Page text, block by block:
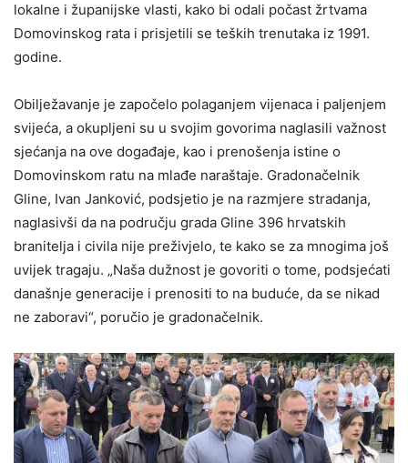
lokalne i županijske vlasti, kako bi odali počast žrtvama
Domovinskog rata i prisjetili se teških trenutaka iz 1991.
godine.
Obilježavanje je započelo polaganjem vijenaca i paljenjem
svijeća, a okupljeni su u svojim govorima naglasili važnost
sjećanja na ove događaje, kao i prenošenja istine o
Domovinskom ratu na mlađe naraštaje. Gradonačelnik
Gline, Ivan Janković, podsjetio je na razmjere stradanja,
naglasivši da na području grada Gline 396 hrvatskih
branitelja i civila nije preživjelo, te kako se za mnogima još
uvijek tragaju. „Naša dužnost je govoriti o tome, podsjećati
današnje generacije i prenositi to na buduće, da se nikad
ne zaboravi“, poručio je gradonačelnik.